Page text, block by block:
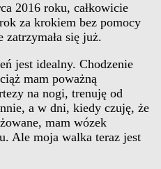
2016 roku, całkowicie
za krokiem bez pomocy
się już.
jest idealny. Chodzenie
mam poważną
na nogi, trenuję od
a w dni, kiedy czuję, że
mam wózek
Ale moja walka teraz jest